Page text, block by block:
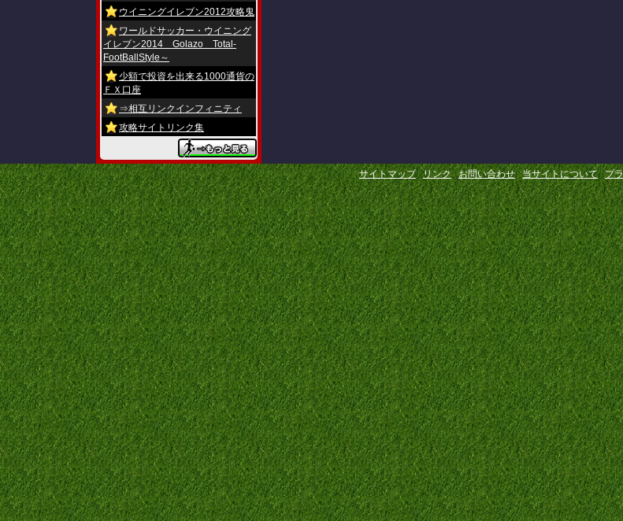
ウイニングイレブン2012攻略鬼
ワールドサッカー・ウイニング
イレブン2014 Golazo Total-
FootBallStyle～
少額で投資を出来る1000通貨の
ＦＸ口座
⇒相互リンクインフィニティ
攻略サイトリンク集
サイトマップ リンク お問い合わせ 当サイトについて プ